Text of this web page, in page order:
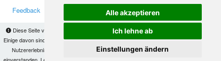
Alle akzeptieren
Ich lehne ab
Einstellungen ändern
Diese Seite verwendet Cookies, um Informationen auf Ihrem Computer zu speichern.
Einige davon sind notwendig, damit unsere Seite funktioniert, andere helfen uns dabei, das
Nutzererlebnis zu verbessern. Mit der Nutzung dieser Seite erklären Sie sich damit
Feedback
Twitter
YouTube
Google+